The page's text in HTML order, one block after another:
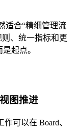
适合“精细管理流
、统一指标和更
起点。
图推进
可以在 Board、